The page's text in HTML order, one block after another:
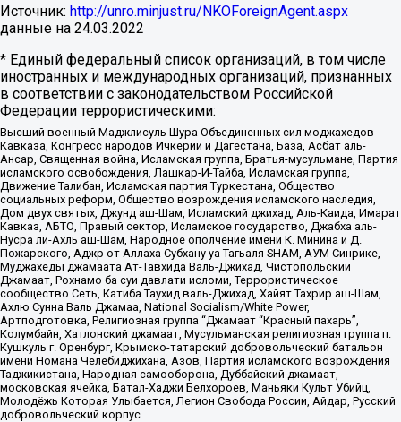
Источник: http://unro.minjust.ru/NKOForeignAgent.aspx
данные на 24.03.2022
* Единый федеральный список организаций, в том числе
иностранных и международных организаций, признанных
в соответствии с законодательством Российской
Федерации террористическими:
Высший военный Маджлисуль Шура Объединенных сил моджахедов
Кавказа, Конгресс народов Ичкерии и Дагестана, База, Асбат аль-
Ансар, Священная война, Исламская группа, Братья-мусульмане, Партия
исламского освобождения, Лашкар-И-Тайба, Исламская группа,
Движение Талибан, Исламская партия Туркестана, Общество
социальных реформ, Общество возрождения исламского наследия,
Дом двух святых, Джунд аш-Шам, Исламский джихад, Аль-Каида, Имарат
Кавказ, АБТО, Правый сектор, Исламское государство, Джабха аль-
Нусра ли-Ахль аш-Шам, Народное ополчение имени К. Минина и Д.
Пожарского, Аджр от Аллаха Субхану уа Тагьаля SHAM, АУМ Синрике,
Муджахеды джамаата Ат-Тавхида Валь-Джихад, Чистопольский
Джамаат, Рохнамо ба суи давлати исломи, Террористическое
сообщество Сеть, Катиба Таухид валь-Джихад, Хайят Тахрир аш-Шам,
Ахлю Сунна Валь Джамаа, National Socialism/White Power,
Артподготовка, Религиозная группа “Джамаат “Красный пахарь”,
Колумбайн, Хатлонский джамаат, Мусульманская религиозная группа п.
Кушкуль г. Оренбург, Крымско-татарский добровольческий батальон
имени Номана Челебиджихана, Азов, Партия исламского возрождения
Таджикистана, Народная самооборона, Дуббайский джамаат,
московская ячейка, Батал-Хаджи Белхороев, Маньяки Культ Убийц,
Молодёжь Которая Улыбается, Легион Свобода России, Айдар, Русский
добровольческий корпус